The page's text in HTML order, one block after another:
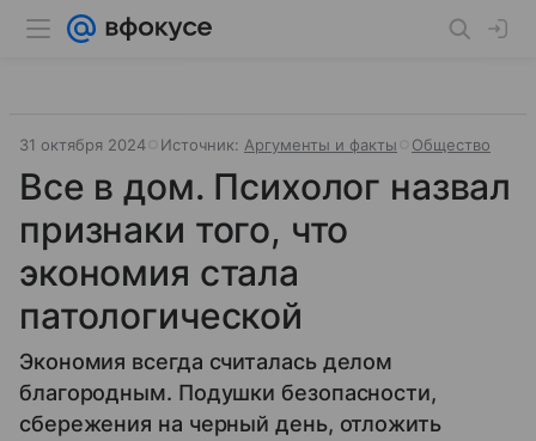
31 октября 2024 Источник: Аргументы и факты Общество
Все в дом. Психолог назвал
признаки того, что
экономия стала
патологической
Экономия всегда считалась делом
благородным. Подушки безопасности,
сбережения на черный день, отложить